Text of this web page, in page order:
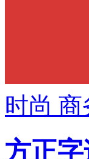
时尚 商
方正